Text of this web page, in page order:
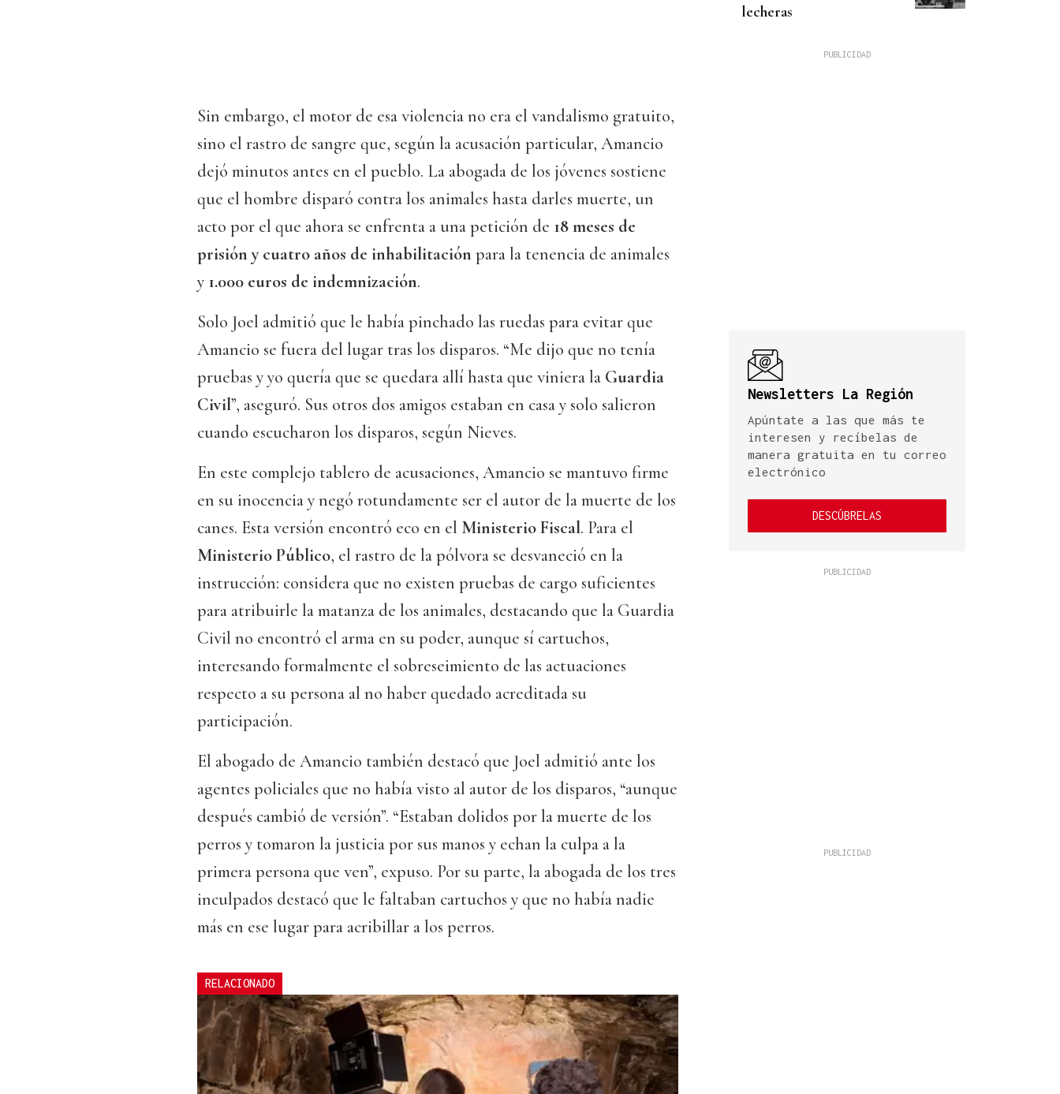
Sin embargo, el motor de esa violencia no era el vandalismo gratuito,
sino el rastro de sangre que, según la acusación particular, Amancio
dejó minutos antes en el pueblo. La abogada de los jóvenes sostiene
que el hombre disparó contra los animales hasta darles muerte, un
acto por el que ahora se enfrenta a una petición de 18 meses de
prisión y cuatro años de inhabilitación para la tenencia de animales
y 1.000 euros de indemnización.
Solo Joel admitió que le había pinchado las ruedas para evitar que
Amancio se fuera del lugar tras los disparos. “Me dijo que no tenía
pruebas y yo quería que se quedara allí hasta que viniera la Guardia
Civil”, aseguró. Sus otros dos amigos estaban en casa y solo salieron
cuando escucharon los disparos, según Nieves.
En este complejo tablero de acusaciones, Amancio se mantuvo firme
en su inocencia y negó rotundamente ser el autor de la muerte de los
canes. Esta versión encontró eco en el Ministerio Fiscal. Para el
Ministerio Público, el rastro de la pólvora se desvaneció en la
instrucción: considera que no existen pruebas de cargo suficientes
para atribuirle la matanza de los animales, destacando que la Guardia
Civil no encontró el arma en su poder, aunque sí cartuchos,
interesando formalmente el sobreseimiento de las actuaciones
respecto a su persona al no haber quedado acreditada su
participación.
El abogado de Amancio también destacó que Joel admitió ante los
agentes policiales que no había visto al autor de los disparos, “aunque
después cambió de versión”. “Estaban dolidos por la muerte de los
perros y tomaron la justicia por sus manos y echan la culpa a la
primera persona que ven”, expuso. Por su parte, la abogada de los tres
inculpados destacó que le faltaban cartuchos y que no había nadie
más en ese lugar para acribillar a los perros.
RELACIONADO
lecheras
Newsletters La Región
Apúntate a las que más te
interesen y recíbelas de
manera gratuita en tu correo
electrónico
DESCÚBRELAS